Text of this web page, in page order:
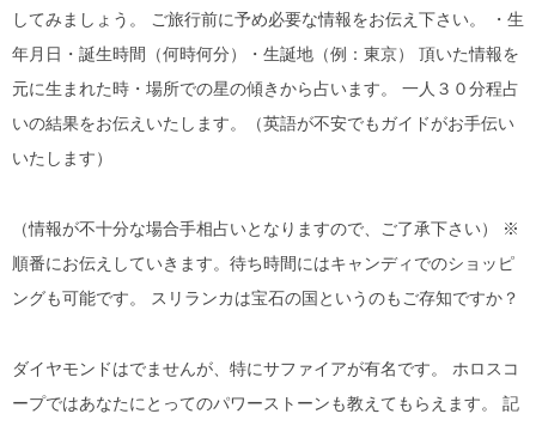
してみましょう。 ご旅行前に予め必要な情報をお伝え下さい。 ・生
年月日・誕生時間（何時何分）・生誕地（例：東京） 頂いた情報を
元に生まれた時・場所での星の傾きから占います。 一人３０分程占
いの結果をお伝えいたします。（英語が不安でもガイドがお手伝い
いたします）
（情報が不十分な場合手相占いとなりますので、ご了承下さい） ※
順番にお伝えしていきます。待ち時間にはキャンディでのショッピ
ングも可能です。 スリランカは宝石の国というのもご存知ですか？
ダイヤモンドはでませんが、特にサファイアが有名です。 ホロスコ
ープではあなたにとってのパワーストーンも教えてもらえます。 記